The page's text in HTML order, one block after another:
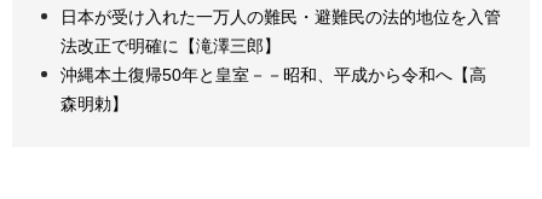
日本が受け入れた一万人の難民・避難民の法的地位を入管
法改正で明確に【滝澤三郎】
沖縄本土復帰50年と皇室－－昭和、平成から令和へ【高
森明勅】